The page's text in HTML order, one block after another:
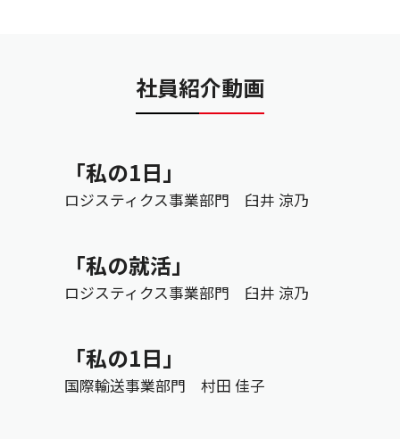
社員紹介動画
「私の1日」
ロジスティクス事業部門 臼井 涼乃
「私の就活」
ロジスティクス事業部門 臼井 涼乃
「私の1日」
国際輸送事業部門 村田 佳子